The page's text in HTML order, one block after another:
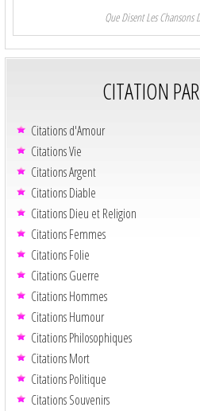
Que Disent Les
CITATION
Citations d'Amour
Citations Vie
Citations Argent
Citations Diable
Citations Dieu et Religion
Citations Femmes
Citations Folie
Citations Guerre
Citations Hommes
Citations Humour
Citations Philosophiques
Citations Mort
Citations Politique
Citations Souvenirs